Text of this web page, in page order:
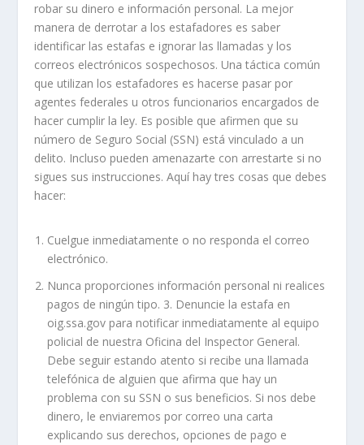
robar su dinero e información personal. La mejor
manera de derrotar a los estafadores es saber
identificar las estafas e ignorar las llamadas y los
correos electrónicos sospechosos. Una táctica común
que utilizan los estafadores es hacerse pasar por
agentes federales u otros funcionarios encargados de
hacer cumplir la ley. Es posible que afirmen que su
número de Seguro Social (SSN) está vinculado a un
delito. Incluso pueden amenazarte con arrestarte si no
sigues sus instrucciones. Aquí hay tres cosas que debes
hacer:
Cuelgue inmediatamente o no responda el correo
electrónico.
Nunca proporciones información personal ni realices
pagos de ningún tipo. 3. Denuncie la estafa en
oig.ssa.gov para notificar inmediatamente al equipo
policial de nuestra Oficina del Inspector General.
Debe seguir estando atento si recibe una llamada
telefónica de alguien que afirma que hay un
problema con su SSN o sus beneficios. Si nos debe
dinero, le enviaremos por correo una carta
explicando sus derechos, opciones de pago e